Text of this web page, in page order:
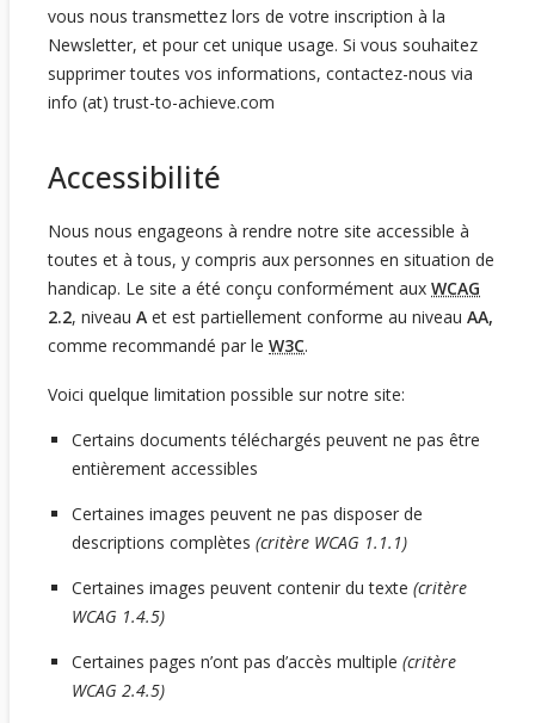
vous nous transmettez lors de votre inscription à la
Newsletter, et pour cet unique usage. Si vous souhaitez
supprimer toutes vos informations, contactez-nous via
info (at) trust-to-achieve.com
Accessibilité
Nous nous engageons à rendre notre site accessible à
toutes et à tous, y compris aux personnes en situation de
handicap. Le site a été conçu conformément aux WCAG
2.2, niveau A et est partiellement conforme au niveau AA,
comme recommandé par le W3C.
Voici quelque limitation possible sur notre site:
Certains documents téléchargés peuvent ne pas être
entièrement accessibles
Certaines images peuvent ne pas disposer de
descriptions complètes (critère WCAG 1.1.1)
Certaines images peuvent contenir du texte (critère
WCAG 1.4.5)
Certaines pages n’ont pas d’accès multiple (critère
WCAG 2.4.5)